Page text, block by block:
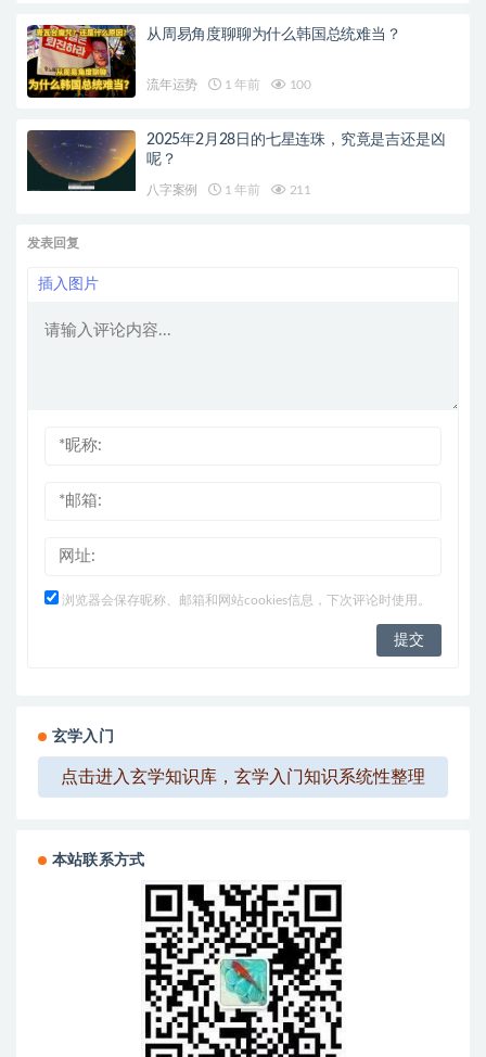
从周易角度聊聊为什么韩国总统难当？
流年运势 1 年前 100
2025年2月28日的七星连珠，究竟是吉还是凶
呢？
八字案例 1 年前 211
发表回复
插入图片
浏览器会保存昵称、邮箱和网站cookies信息，下次评论时使用。
玄学入门
点击进入玄学知识库，玄学入门知识系统性整理
本站联系方式